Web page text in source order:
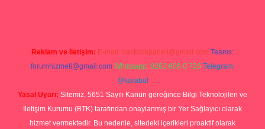
Reklam ve İletişim: E-mail: backlinkpaneli@gmail.com Teams:
forumhizmeti@gmail.com Whatsapp: 0262 606 0 726 Telegram:
@karabul
Yasal Uyarı: Sitemiz, 5651 Sayılı Kanun gereğince Bilgi Teknolojileri ve
İletişim Kurumu (BTK) tarafından onaylanmış bir Yer Sağlayıcı olarak
hizmet vermektedir. Bu nedenle, sitedeki içerikleri proaktif olarak